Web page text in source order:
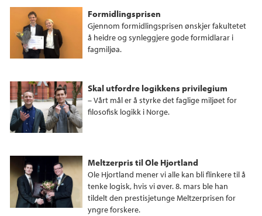
Formidlingsprisen
Gjennom formidlingsprisen ønskjer fakultetet
å heidre og synleggjere gode formidlarar i
fagmiljøa.
Skal utfordre logikkens privilegium
– Vårt mål er å styrke det faglige miljøet for
filosofisk logikk i Norge.
Meltzerpris til Ole Hjortland
Ole Hjortland mener vi alle kan bli flinkere til å
tenke logisk, hvis vi øver. 8. mars ble han
tildelt den prestisjetunge Meltzerprisen for
yngre forskere.